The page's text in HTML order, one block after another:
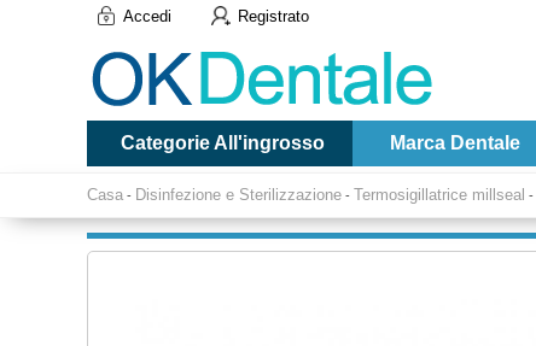
Accedi Registrato
Categorie All'ingrosso Marca Dentale
Casa - Disinfezione e Sterilizzazione - Termosigillatrice millseal -